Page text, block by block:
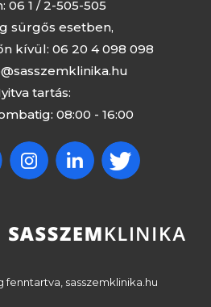
06 1 / 2-505-505
sürgős esetben,
kívül: 06 20 4 098 098
tartás:
08:00 - 16:00
fenntartva, sasszemklinika.hu